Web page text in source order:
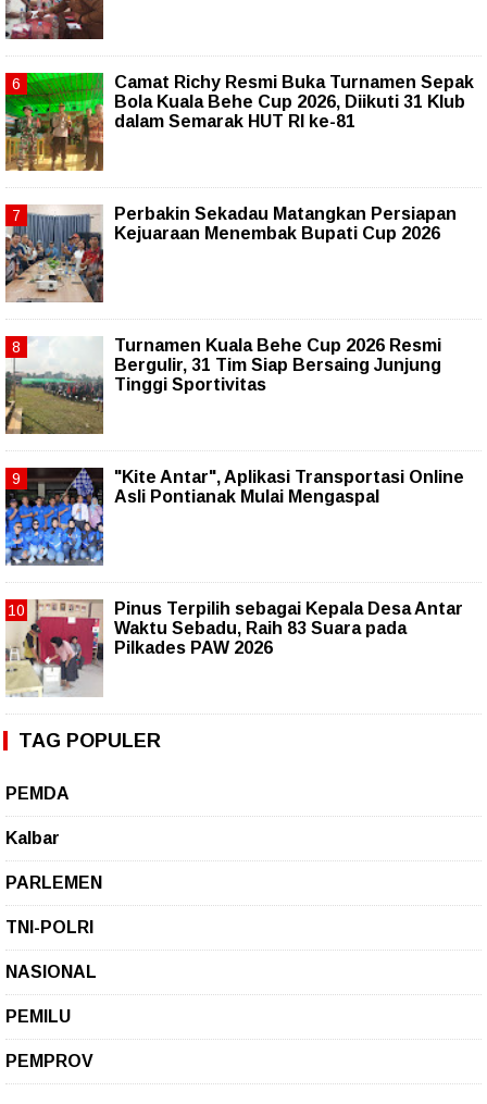
Camat Richy Resmi Buka Turnamen Sepak
Bola Kuala Behe Cup 2026, Diikuti 31 Klub
dalam Semarak HUT RI ke-81
Perbakin Sekadau Matangkan Persiapan
Kejuaraan Menembak Bupati Cup 2026
Turnamen Kuala Behe Cup 2026 Resmi
Bergulir, 31 Tim Siap Bersaing Junjung
Tinggi Sportivitas
"Kite Antar", Aplikasi Transportasi Online
Asli Pontianak Mulai Mengaspal
Pinus Terpilih sebagai Kepala Desa Antar
Waktu Sebadu, Raih 83 Suara pada
Pilkades PAW 2026
TAG POPULER
PEMDA
Kalbar
PARLEMEN
TNI-POLRI
NASIONAL
PEMILU
PEMPROV